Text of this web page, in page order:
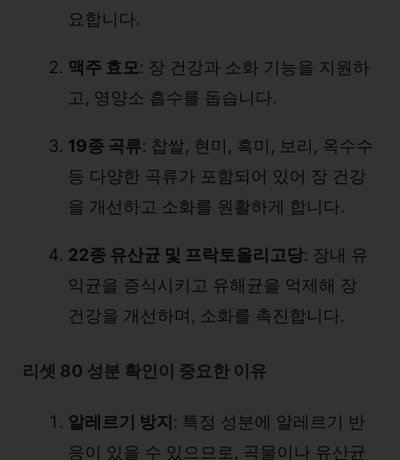
요합니다.
맥주 효모: 장 건강과 소화 기능을 지원하
고, 영양소 흡수를 돕습니다.
19종 곡류: 찹쌀, 현미, 흑미, 보리, 옥수수
등 다양한 곡류가 포함되어 있어 장 건강
을 개선하고 소화를 원활하게 합니다.
22종 유산균 및 프락토올리고당: 장내 유
익균을 증식시키고 유해균을 억제해 장
건강을 개선하며, 소화를 촉진합니다.
리셋 80 성분 확인이 중요한 이유
알레르기 방지: 특정 성분에 알레르기 반
응이 있을 수 있으므로, 곡물이나 유산균